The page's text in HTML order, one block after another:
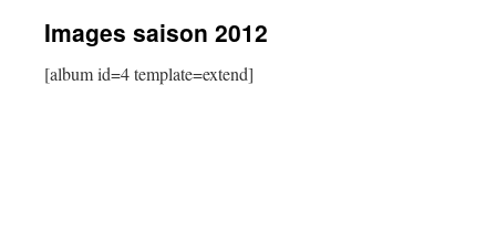
Images saison 2012
[album id=4 template=extend]